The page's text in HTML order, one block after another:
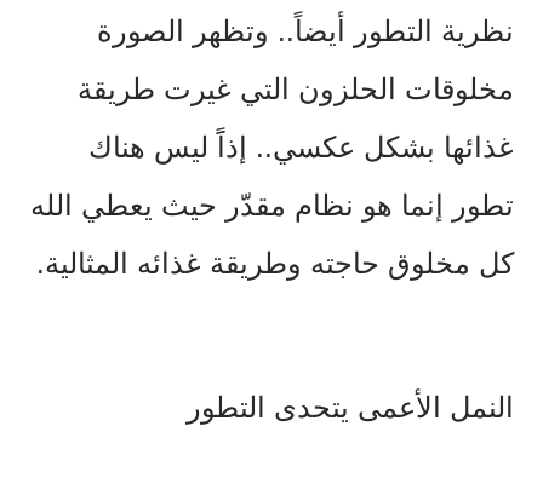
نظرية التطور أيضاً.. وتظهر الصورة
مخلوقات الحلزون التي غيرت طريقة
غذائها بشكل عكسي.. إذاًَ ليس هناك
تطور إنما هو نظام مقدّر حيث يعطي الله
كل مخلوق حاجته وطريقة غذائه المثالية.
النمل الأعمى يتحدى التطور